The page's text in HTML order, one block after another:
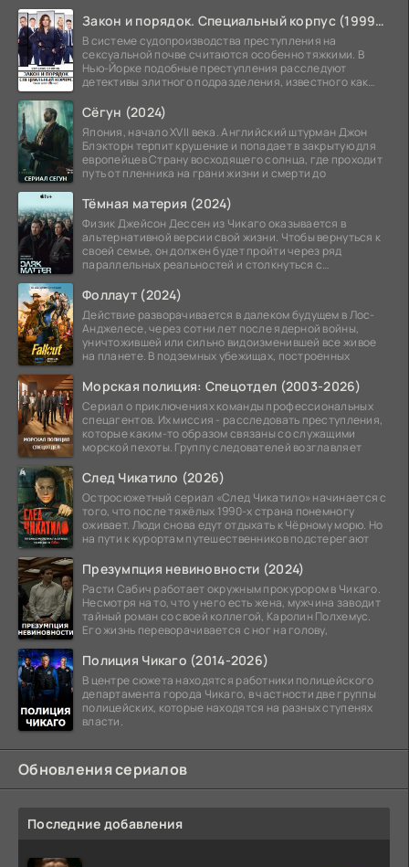
Закон и порядок. Специальный корпус (1999-2026)
В системе судопроизводства преступления на
сексуальной почве считаются особенно тяжкими. В
Нью-Йорке подобные преступления расследуют
детективы элитного подразделения, известного как
Сёгун (2024)
Япония, начало XVII века. Английский штурман Джон
Блэкторн терпит крушение и попадает в закрытую для
европейцев Страну восходящего солнца, где проходит
путь от пленника на грани жизни и смерти до
Тёмная материя (2024)
Физик Джейсон Дессен из Чикаго оказывается в
альтернативной версии свой жизни. Чтобы вернуться к
своей семье, он должен будет пройти через ряд
параллельных реальностей и столкнуться с
Фоллаут (2024)
Действие разворачивается в далеком будущем в Лос-
Анджелесе, через сотни лет после ядерной войны,
уничтожившей или сильно видоизменившей все живое
на планете. В подземных убежищах, построенных
Морская полиция: Спецотдел (2003-2026)
Сериал о приключениях команды профессиональных
спецагентов. Их миссия - расследовать преступления,
которые каким-то образом связаны со служащими
морской пехоты. Группу следователей возглавляет
След Чикатило (2026)
Остросюжетный сериал «След Чикатило» начинается с
того, что после тяжёлых 1990-х страна понемногу
оживает. Люди снова едут отдыхать к Чёрному морю. Но
на пути к курортам путешественников подстерегают
Презумпция невиновности (2024)
Расти Сабич работает окружным прокурором в Чикаго.
Несмотря на то, что у него есть жена, мужчина заводит
тайный роман со своей коллегой, Каролин Полхемус.
Его жизнь переворачивается с ног на голову,
Полиция Чикаго (2014-2026)
В центре сюжета находятся работники полицейского
департамента города Чикаго, в частности две группы
полицейских, которые находятся на разных ступенях
власти.
Обновления сериалов
Последние добавления